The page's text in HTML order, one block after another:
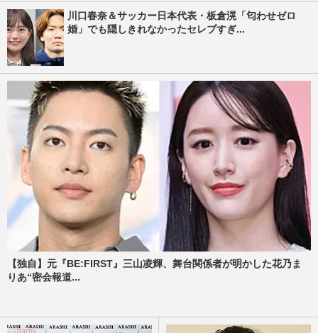
川口春奈＆サッカー日本代表・板倉滉「匂わせゼロ
婚」でも隠しきれなかったセレブすぎ...
【独自】元『BE:FIRST』三山凌輝、舞台関係者が明かした花乃ま
りあ“密会報道...